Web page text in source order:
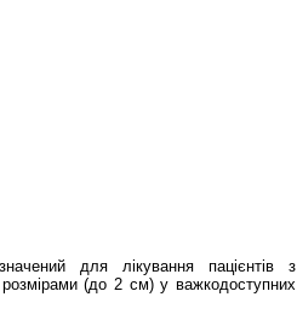
для лікування пацієнтів з
(до 2 см) у важкодоступних